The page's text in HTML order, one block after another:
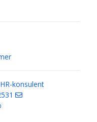
HR-konsulent